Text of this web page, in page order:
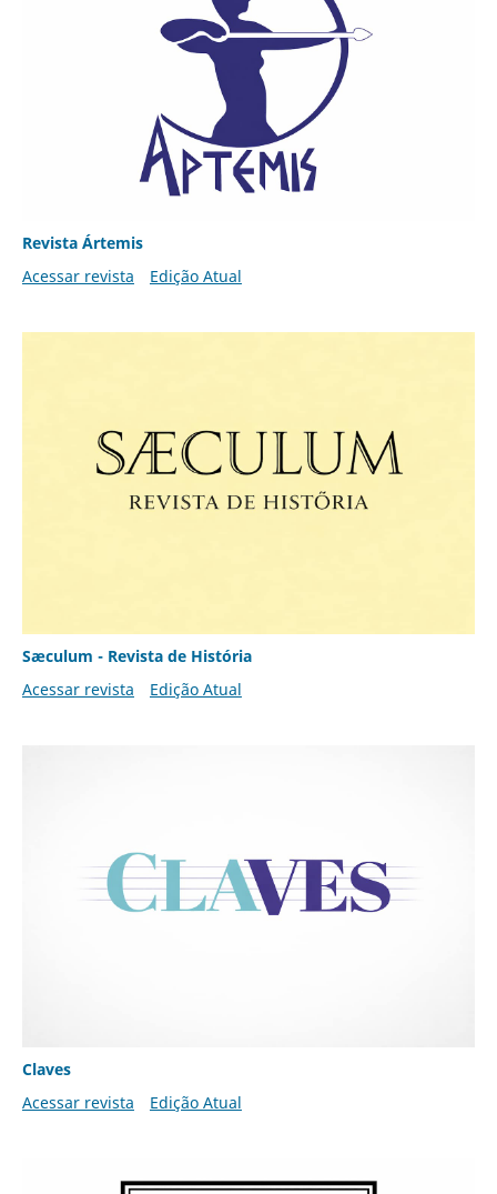
Revista Ártemis
Acessar revista
Edição Atual
Sæculum - Revista de História
Acessar revista
Edição Atual
Claves
Acessar revista
Edição Atual